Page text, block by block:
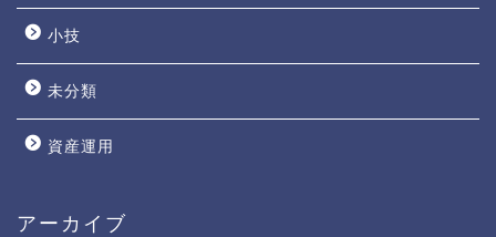
小技
未分類
資産運用
アーカイブ